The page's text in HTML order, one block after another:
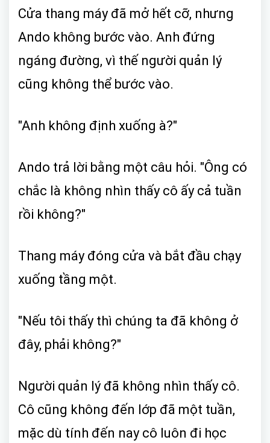
Cửa thang máy đã mở hết cỡ, nhưng
Ando không bước vào. Anh đứng
ngáng đường, vì thế người quản lý
cũng không thể bước vào.
"Anh không định xuống à?"
Ando trả lời bằng một câu hỏi. "Ông có
chắc là không nhìn thấy cô ấy cả tuần
rồi không?"
Thang máy đóng cửa và bắt đầu chạy
xuống tầng một.
"Nếu tôi thấy thì chúng ta đã không ở
đây, phải không?"
Người quản lý đã không nhìn thấy cô.
Cô cũng không đến lớp đã một tuần,
mặc dù tính đến nay cô luôn đi học